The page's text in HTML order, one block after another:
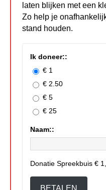
laten blijken met een
Zo help je
stand houden.
Ik doneer::
€ 1
€ 2.50
€ 5
€ 25
Naam::
Donatie Spreekbuis €
BETALEN